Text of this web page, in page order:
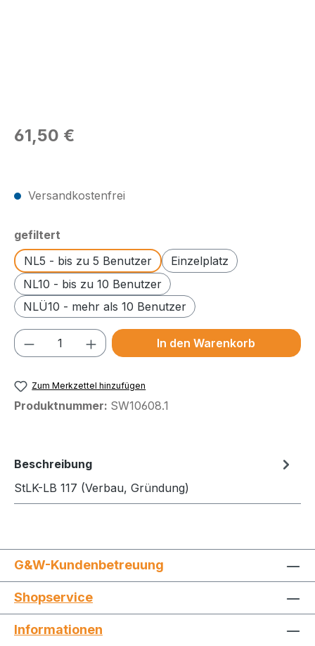
Regulärer Preis:
61,50 €
Versandkostenfrei
gefiltert
NL5 - bis zu 5 Benutzer
Einzelplatz
NL10 - bis zu 10 Benutzer
NLÜ10 - mehr als 10 Benutzer
Produkt Anzahl: Gib den gewünschten
In den Warenkorb
Zum Merkzettel hinzufügen
Produktnummer: SW10608.1
Beschreibung
StLK-LB 117 (Verbau, Gründung)
G&W-Kundenbetreuung
Shopservice
Informationen